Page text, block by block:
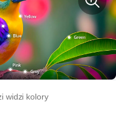
widzi kolory